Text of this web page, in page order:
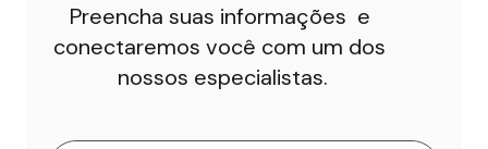
Preencha suas informações  e
conectaremos você com um dos
nossos especialistas.